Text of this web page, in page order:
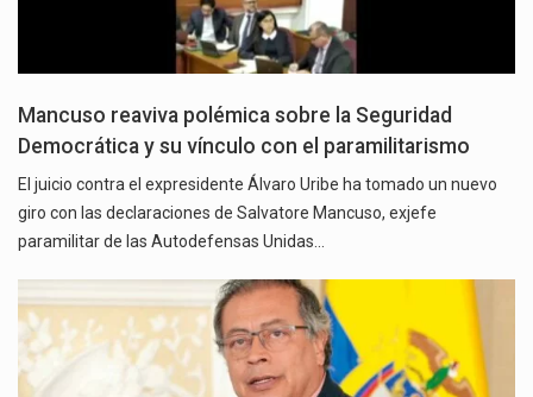
Mancuso reaviva polémica sobre la Seguridad
Democrática y su vínculo con el paramilitarismo
El juicio contra el expresidente Álvaro Uribe ha tomado un nuevo
giro con las declaraciones de Salvatore Mancuso, exjefe
paramilitar de las Autodefensas Unidas…